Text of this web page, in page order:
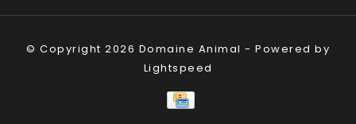
© Copyright 2026 Domaine Animal - Powered by
Lightspeed